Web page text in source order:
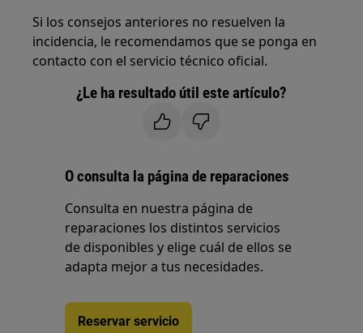
Si los consejos anteriores no resuelven la
incidencia, le recomendamos que se ponga en
contacto con el servicio técnico oficial.
¿Le ha resultado útil este artículo?
O consulta la página de reparaciones
Consulta en nuestra página de
reparaciones los distintos servicios
de disponibles y elige cuál de ellos se
adapta mejor a tus necesidades.
Reservar servicio